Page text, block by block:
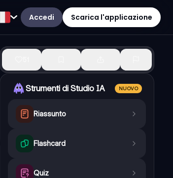
Accedi Scarica l'applicazione
Strumenti di Studio IA NUOVO
Riassunto
Flashcard
Quiz